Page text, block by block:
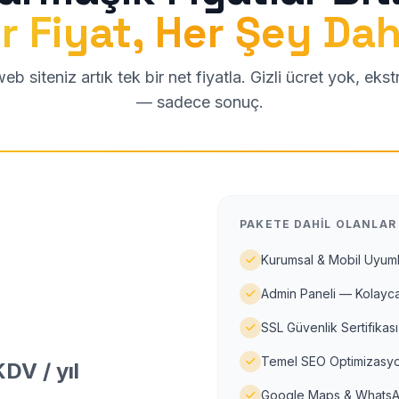
Fiyat, Her Şey
siteniz artık tek bir net fiyatla. Gizli ücret yok,
— sadece sonuç.
/ yıl
PAKETE DAHIL OLANLAR
Kurumsal & Mobil
Admin Paneli —
SSL Güvenlik Sertifikası
Temel SEO
Google Maps &